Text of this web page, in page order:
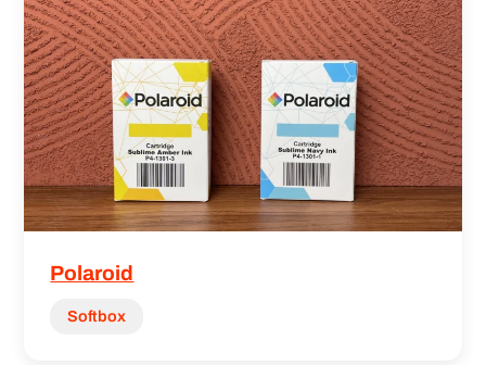
Polaroid
Softbox